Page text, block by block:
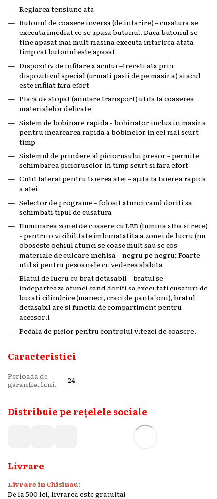
Reglarea tensiune ata
Butonul de coasere inversa (de intarire) – cusatura se
executa imediat ce se apasa butonul. Daca butonul se
tine apasat mai mult masina executa intarirea atata
timp cat butonul este apasat
Dispozitiv de infilare a acului –treceti ata prin
dispozitivul special (urmati pasii de pe masina) si acul
este infilat fara efort
Placa de stopat (anulare transport) utila la coaserea
materialelor delicate
Sistem de bobinare rapida - bobinator inclus in masina
pentru incarcarea rapida a bobinelor in cel mai scurt
timp
Sistemul de prindere al piciorusului presor – permite
schimbarea picioruselor in timp scurt si fara efort
Cutit lateral pentru taierea atei – ajuta la taierea rapida
a atei
Selector de programe – folosit atunci cand doriti sa
schimbati tipul de cusatura
Iluminarea zonei de coasere cu LED (lumina alba si rece)
- pentru o vizibilitate imbunatatita a zonei de lucru (nu
oboseste ochiul atunci se coase mult sau se cos
materiale de culoare inchisa – negru pe negru; Foarte
util si pentru pesoanele cu vederea slabita
Blatul de lucru cu brat detasabil – bratul se
indeparteaza atunci cand doriti sa executati cusaturi de
bucati cilindrice (maneci, craci de pantaloni), bratul
detasabil are si functia de compartiment pentru
accesorii
Pedala de picior pentru controlul vitezei de coasere.
Caracteristici
Perioada de
garanție, luni.
24
Distribuie pe rețelele sociale
Livrare
Livrare in Chisinau:
De la 500 lei, livrarea este gratuita!